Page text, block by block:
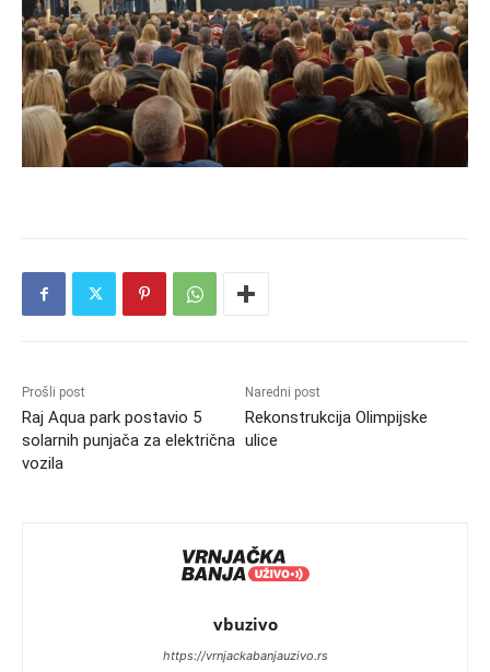
Prošli post
Raj Aqua park postavio 5
solarnih punjača za električna
vozila
Naredni post
Rekonstrukcija Olimpijske
ulice
vbuzivo
https://vrnjackabanjauzivo.rs